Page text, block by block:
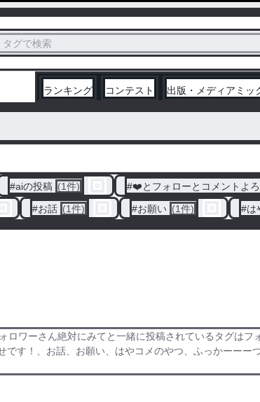
タグで検索
ランキング コンテスト 出版・メディアミッ
#aiの投稿 (1件) #❤️とフォローとコメントよろ
#お話 (1件) #お願い (1件) #は
ロワーさん絶対にみてと一緒に投稿されているタグは
す！、お話、お願い、はやコメのやつ、ふっかーー